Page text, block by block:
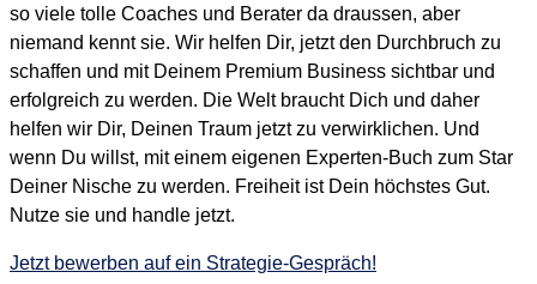
so viele tolle Coaches und Berater da draussen, aber
niemand kennt sie. Wir helfen Dir, jetzt den Durchbruch zu
schaffen und mit Deinem Premium Business sichtbar und
erfolgreich zu werden. Die Welt braucht Dich und daher
helfen wir Dir, Deinen Traum jetzt zu verwirklichen. Und
wenn Du willst, mit einem eigenen Experten-Buch zum Star
Deiner Nische zu werden. Freiheit ist Dein höchstes Gut.
Nutze sie und handle jetzt.
Jetzt bewerben auf ein Strategie-Gespräch!